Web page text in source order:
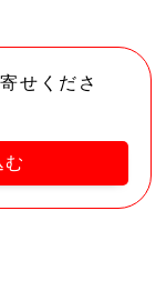
せくださ